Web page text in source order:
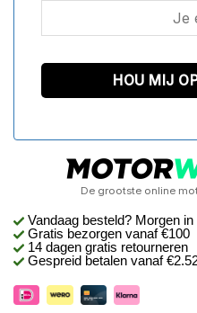
De grootste online
Vandaag besteld? Morgen in
Gratis bezorgen vanaf €100
14 dagen gratis retourneren
Gespreid betalen vanaf